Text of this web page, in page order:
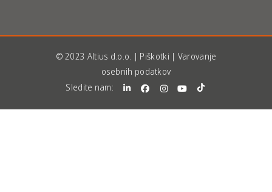
© 2023 Altius d.o.o. | Piškotki | Varovanje
osebnih podatkov
Sledite nam: